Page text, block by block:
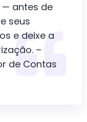
— antes de
seus
e deixe a
–
de Contas